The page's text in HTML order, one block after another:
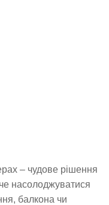
– чудове рішення
насолоджуватися
балкона чи